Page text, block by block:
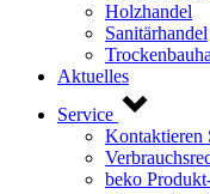
Holzhandel
Sanitärhandel
Aktuelles
Service
Kontaktieren
beko